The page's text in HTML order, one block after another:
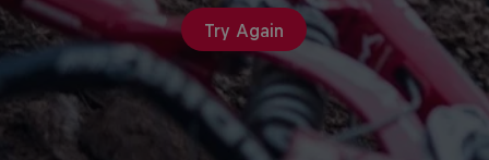
Try Again